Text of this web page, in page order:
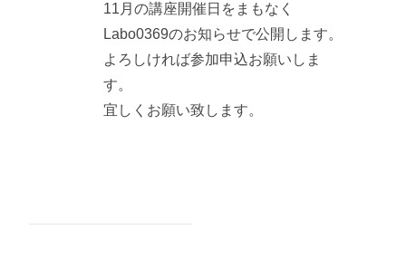
11月の講座開催日をまもなく
Labo0369のお知らせで公開します。
よろしければ参加申込お願いしま
す。
宜しくお願い致します。